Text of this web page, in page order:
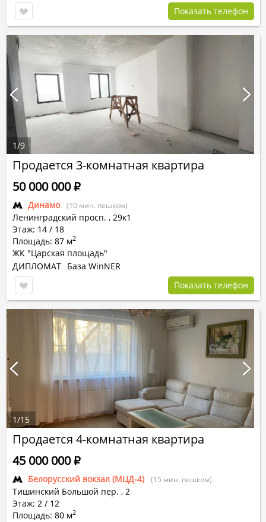
Показать телефон
Продается 3-комнатная квартира
Динамо (10 мин. пешком)
Ленинградский просп. , 29к1
Этаж: 14 / 18
Площадь: 87 м2
ЖК "Царская площадь"
50 000 000Р
ДИПЛОМАТ База WinNER
Показать телефон
1/9
Продается 4-комнатная квартира
Белорусский вокзал (МЦД-4) (15 мин. пешком)
Тишинский Большой пер. , 2
Этаж: 2 / 12
Площадь: 80 м2
45 000 000Р
1/15